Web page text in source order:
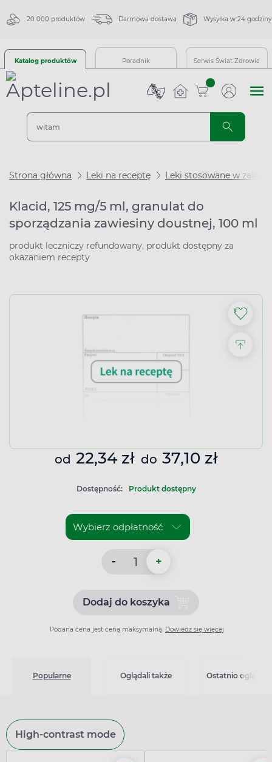
20 000 produktów Darmowa dostawa Wysyłka w 24 godziny
Katalog produktów Poradnik Serwis Świat Zdrowia
sztuk
Strona główna Leki na receptę Leki stosowane w
Klacid, 125 mg/5 ml, granulat do
sporządzania zawiesiny doustnej, 100 ml
produkt leczniczy refundowany, produkt dostępny za
okazaniem recepty
od 22,34 zł do 37,10 zł
Dostępność: Produkt dostępny
- +
Dodaj do koszykaDodaj do koszyka Klacid,
Podana cena jest ceną maksymalną. Dowiedz się więcej
Popularne Oglądali także Ostatnio
High-contrast mode